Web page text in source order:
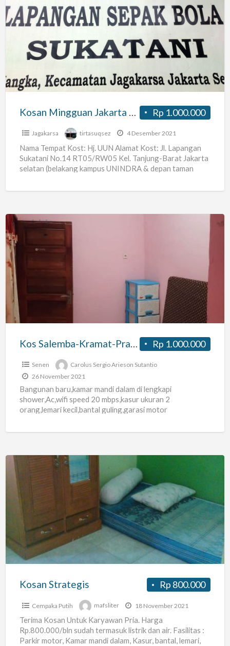
Kosan
Mingguan
Selatan
Rp 1.000.000
Kosan Mingguan Jakarta Selatan
Jagakarsa tirtasuqsez 4 Desember 2021
Nama Tempat Kost: Hj. UUN Alamat Kost: Jl. Lapangan
Sukatani No.14 RT05/RW05 Kel. Tanjung-Barat Jakarta
selatan (belakang kampus UNINDRA & depan taman
Kos
Salemba-
Kramat-
Pramuka-
Matraman-
Cikini
Rp 1.000.000
Kos Salemba-Kramat-Pramuka-Matraman-Cikini
Senen
Carolus Sergio Arieson Sutantio
26 November 2021
Bangunan baru,kamar mandi dalam di lengkapi
shower,Ac,wifi speed 20 mbps,kasur ukuran 2
orang,lemari kecil,bantal guling,garasi motor
masing masing,token[…]
Rp 800.000
Kosan Strategis
Cempaka Putih mafsliter 18 November 2021
Terima Kosan Untuk Karyawan Pria. Harga
Rp.800.000/bln sudah termasuk listrik dan air. Fasilitas :
Parkir motor, Kamar mandi dalam, Kasur, bantal, lemari,